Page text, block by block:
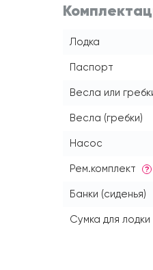
Лодка
Паспорт
Весла или
Весла (гребки)
Насос
Рем.комплект ?
Банки (сиденья)
Сумка для лодки